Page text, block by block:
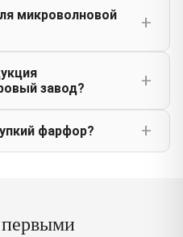
микроволновой
завод?
фарфор?